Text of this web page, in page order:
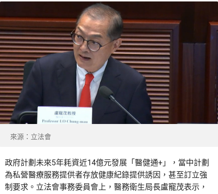
來源：立法會
政府計劃未來5年耗資近14億元發展「醫健通+」，當中計劃
為私營醫療服務提供者存放健康紀錄提供誘因，甚至訂立強
制要求。立法會事務委員會上，醫務衛生局長盧寵茂表示，